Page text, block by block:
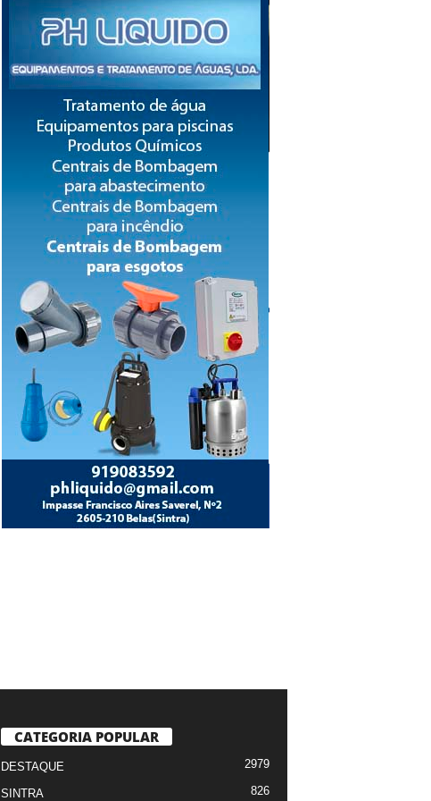
CATEGORIA POPULAR
DESTAQUE 2979
SINTRA 826